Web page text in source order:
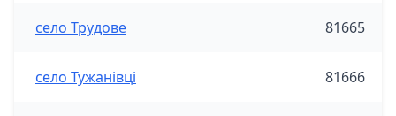
село Трудове 81665
село Тужанівці 81666